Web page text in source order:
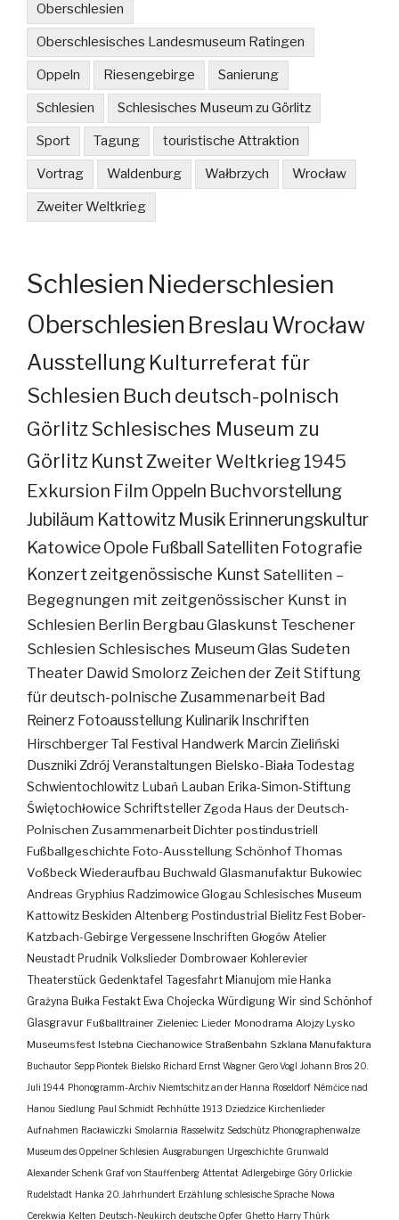
Oberschlesien
Oberschlesisches Landesmuseum Ratingen
Oppeln Riesengebirge Sanierung
Schlesien Schlesisches Museum zu Görlitz
Sport Tagung touristische Attraktion
Vortrag Waldenburg Wałbrzych Wrocław
Zweiter Weltkrieg
Schlesien Niederschlesien
Oberschlesien Breslau Wrocław
Ausstellung Kulturreferat für
Schlesien Buch deutsch-polnisch
GörlitzSchlesisches Museum zu
Görlitz KunstZweiter Weltkrieg 1945
Exkursion Film Oppeln Buchvorstellung
Jubiläum Kattowitz Musik Erinnerungskultur
KatowiceOpole FußballSatelliten Fotografie
Konzertzeitgenössische Kunst Satelliten –
Begegnungen mit zeitgenössischer Kunst in
Schlesien Berlin BergbauGlaskunst Teschener
Schlesien Schlesisches MuseumGlas Sudeten
Theater Dawid SmolorzZeichen der Zeit Stiftung
für deutsch-polnische Zusammenarbeit Bad
Reinerz Fotoausstellung Kulinarik Inschriften
Hirschberger Tal Festival Handwerk Marcin Zieliński
Duszniki Zdrój Veranstaltungen Bielsko-Biała Todestag
Schwientochlowitz Lubań Lauban Erika-Simon-Stiftung
Świętochłowice SchriftstellerZgoda Haus der Deutsch-
Polnischen ZusammenarbeitDichterpostindustriell
Fußballgeschichte Foto-AusstellungSchönhofThomas
VoßbeckWiederaufbau Buchwald Glasmanufaktur Bukowiec
Andreas Gryphius Radzimowice Glogau Schlesisches Museum
Kattowitz Beskiden Altenberg Postindustrial Bielitz Fest Bober-
Katzbach-Gebirge Vergessene Inschriften Głogów Atelier
Neustadt Prudnik Volkslieder Dombrowaer Kohlerevier
Theaterstück Gedenktafel Tagesfahrt Mianujom mie Hanka
Grażyna Bułka Festakt Ewa Chojecka Würdigung Wir sind Schönhof
Glasgravur Fußballtrainer Zieleniec Lieder Monodrama Alojzy Lysko
Museumsfest Istebna Ciechanowice Straßenbahn Szklana Manufaktura
Buchautor Sepp Piontek Bielsko Richard Ernst Wagner Gero Vogl Johann Bros 20.
Juli 1944 Phonogramm-Archiv Niemtschitz an der Hanna Roseldorf Némčice nad
Hanou Siedlung Paul Schmidt Pechhütte 1913 Dziedzice Kirchenlieder
Aufnahmen Racławiczki Smolarnia Rasselwitz Sedschütz Phonographenwalze
Museum des Oppelner Schlesien Ausgrabungen Urgeschichte Grunwald
Alexander Schenk Graf von Stauffenberg Attentat Adlergebirge Góry Orlickie
Rudelstadt Hanka 20. Jahrhundert Erzählung schlesische Sprache Nowa
Cerekwia Kelten Deutsch-Neukirch deutsche Opfer Ghetto Harry Thürk